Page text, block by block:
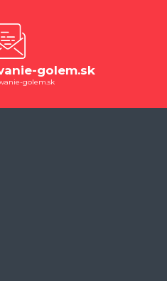
golem.sk
golem.sk